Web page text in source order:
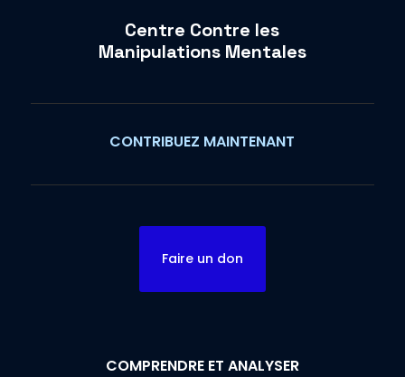
Centre Contre les
Manipulations Mentales
CONTRIBUEZ MAINTENANT
Faire un don
COMPRENDRE ET ANALYSER